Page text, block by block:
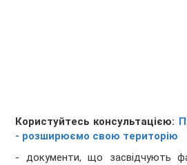
Користуйтесь консультацією:
- розширюємо свою територію
- документи, що засвідчують